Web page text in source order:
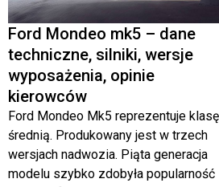
Ford Mondeo mk5 – dane
techniczne, silniki, wersje
wyposażenia, opinie
kierowców
Ford Mondeo Mk5 reprezentuje klasę
średnią. Produkowany jest w trzech
wersjach nadwozia. Piąta generacja
modelu szybko zdobyła popularność